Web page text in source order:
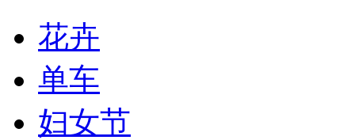
花卉
单车
妇女节